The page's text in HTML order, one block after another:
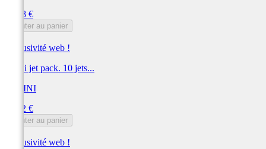
30,78 €
Ajouter au panier
Exclusivité web !
Polini jet pack. 10 jets...
POLINI
25,92 €
Ajouter au panier
Exclusivité web !